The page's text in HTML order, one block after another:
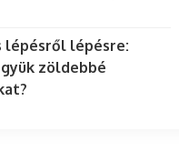
lépésről lépésre:
zöldebbé